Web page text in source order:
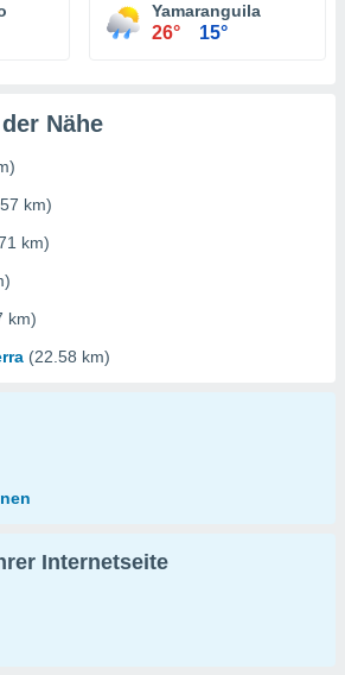
Yamaranguila
26° 15°
Nähe
km)
km)
km)
(22.58 km)
Internetseite